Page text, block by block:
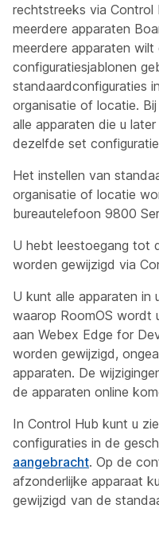
rechtstreeks via Control
meerdere apparaten
meerdere apparaten wilt
configuratiesjablonen
standaardconfiguraties
organisatie of locatie.
alle apparaten die u
dezelfde set
Het instellen van
organisatie of locatie
bureautelefoon 9800
U hebt leestoegang tot
worden gewijzigd via
U kunt alle apparaten in
waarop RoomOS wordt
aan Webex Edge for
worden gewijzigd,
apparaten. De
de apparaten online
In Control Hub kunt u
configuraties in de
aangebracht. Op de
afzonderlijke apparaat
gewijzigd van de